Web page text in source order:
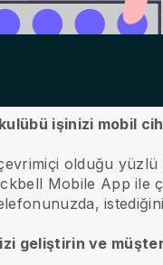
işinizi mobil
olduğu yüzlü
Mobile App ile
geliştirin ve